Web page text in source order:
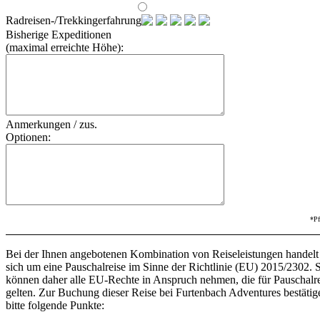
Radreisen-/Trekkingerfahrung:
Bisherige Expeditionen
(maximal erreichte Höhe):
Anmerkungen / zus.
Optionen:
Bei der Ihnen angebotenen Kombination von Reiseleistungen handelt
sich um eine Pauschalreise im Sinne der Richtlinie (EU) 2015/2302.
können daher alle EU-Rechte in Anspruch nehmen, die für
gelten. Zur Buchung dieser Reise bei Furtenbach Adventures
bitte folgende Punkte: